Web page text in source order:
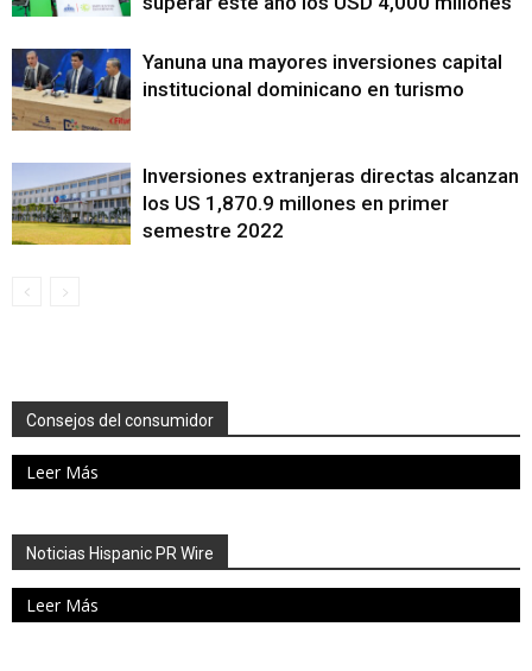
Yanuna una mayores inversiones capital
institucional dominicano en turismo
Inversiones extranjeras directas alcanzan
los US 1,870.9 millones en primer
semestre 2022
Consejos del consumidor
Leer Más
Noticias Hispanic PR Wire
Leer Más